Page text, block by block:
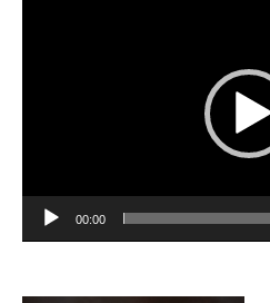
00:00